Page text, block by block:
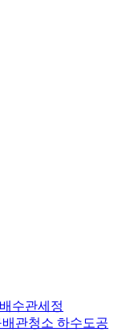
수관세정
관청소 하수도공